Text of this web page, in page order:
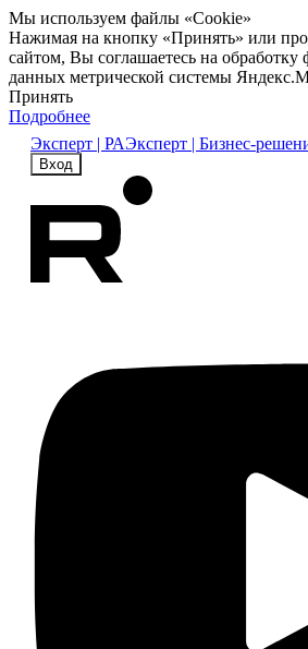
Мы используем файлы «Cookie»
Нажимая на кнопку «Принять» или
сайтом, Вы соглашаетесь на обработку
данных метрической системы
Принять
Подробнее
Эксперт | РАЭксперт | Бизнес-
Вход